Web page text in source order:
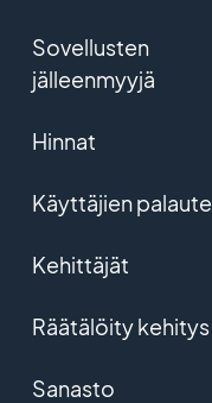
Sovellusten
jälleenmyyjä
Hinnat
Käyttäjien palaute
Kehittäjät
Räätälöity kehitys
Sanasto